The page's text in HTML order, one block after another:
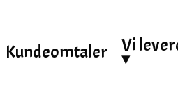
Kundeomtaler Vi
▾